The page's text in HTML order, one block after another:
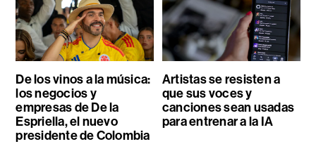
De los vinos a la música:
los negocios y
empresas de De la
Espriella, el nuevo
presidente de Colombia
Artistas se resisten a
que sus voces y
canciones sean usadas
para entrenar a la IA